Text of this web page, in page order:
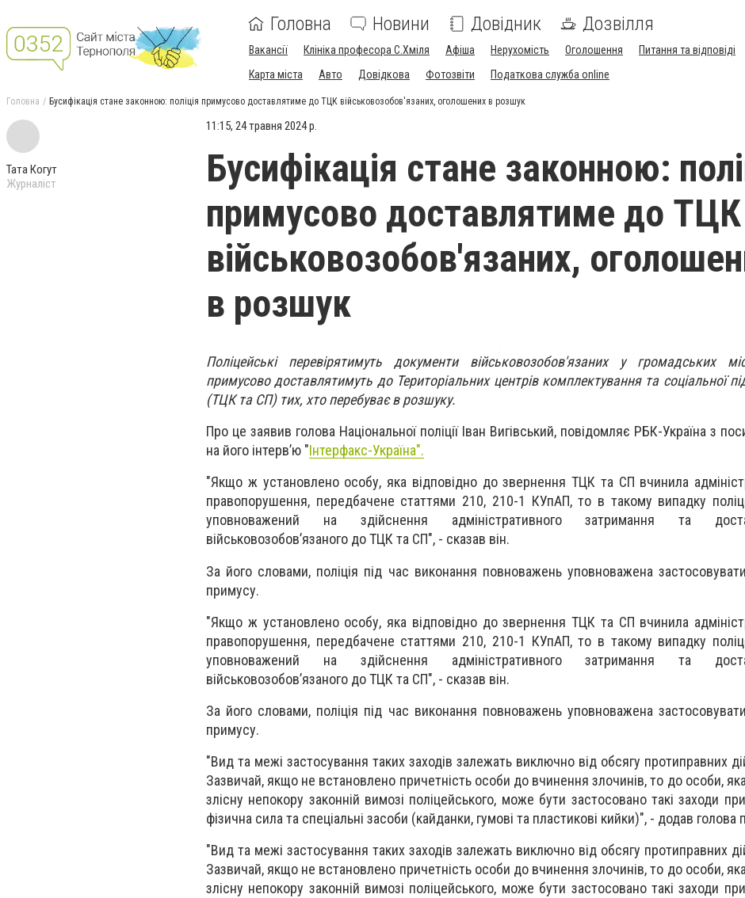
Головна Новини Довідник Дозвілля
Вакансії Клініка професора С.Хміля Афіша Нерухомість Оголошення Питання та відповіді
Карта міста
Авто Довідкова Фотозвіти Податкова служба online
Головна Бусифікація стане законною: поліція примусово доставлятиме до ТЦК військовозобов'язаних, оголошених в розшук
Тата Когут
Журналіст
11:15, 24 травня 2024 р.
Бусифікація стане законною:
примусово доставлятиме до ТЦК
військовозобов'язаних,
в розшук
Поліцейські перевірятимуть документи військовозобов'язаних у громадських
примусово доставлятимуть до Територіальних центрів комплектування та соціальної
(ТЦК та СП) тих, хто перебуває в розшуку.
Про це заявив голова Національної поліції Іван Вигівський, повідомляє РБК-Україна з
на його інтерв’ю "Інтерфакс-Україна".
"Якщо ж установлено особу, яка відповідно до звернення ТЦК та СП вчинила
правопорушення, передбачене статтями 210, 210-1 КУпАП, то в такому випадку
уповноважений на здійснення адміністративного затримання та
військовозобов’язаного до ТЦК та СП", - сказав він.
За його словами, поліція під час виконання повноважень уповноважена
примусу.
"Якщо ж установлено особу, яка відповідно до звернення ТЦК та СП вчинила
правопорушення, передбачене статтями 210, 210-1 КУпАП, то в такому випадку
уповноважений на здійснення адміністративного затримання та
військовозобов’язаного до ТЦК та СП", - сказав він.
За його словами, поліція під час виконання повноважень уповноважена
примусу.
"Вид та межі застосування таких заходів залежать виключно від обсягу протиправних
Зазвичай, якщо не встановлено причетність особи до вчинення злочинів, то до особи,
злісну непокору законній вимозі поліцейського, може бути застосовано такі заходи
фізична сила та спеціальні засоби (кайданки, гумові та пластикові кийки)", - додав голова
"Вид та межі застосування таких заходів залежать виключно від обсягу протиправних
Зазвичай, якщо не встановлено причетність особи до вчинення злочинів, то до особи,
злісну непокору законній вимозі поліцейського, може бути застосовано такі заходи